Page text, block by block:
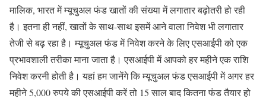
मालिक, भारत में म्यूचुअल फंड खातों की संख्या में लगातार बढ़ोतरी हो रही
है। इतना ही नहीं, खातों के साथ-साथ इसमें आने वाला निवेश भी लगातार
तेजी से बढ़ रहा है। म्यूचुअल फंड में निवेश करने के लिए एसआईपी को एक
प्रभावशाली तरीका माना जाता है। एसआईपी में आपको हर महीने एक राशि
निवेश करनी होती है। यहां हम जानेंगे कि म्यूचुअल फंड एसआईपी में अगर हर
महीने 5,000 रुपये की एसआईपी करें तो 15 साल बाद कितना फंड तैयार हो